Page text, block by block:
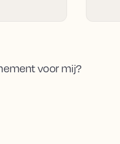
voor mij?